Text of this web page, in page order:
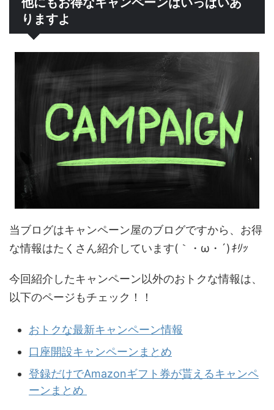
りますよ
当ブログはキャンペーン屋のブログですから、お得
な情報はたくさん紹介しています(｀・ω・´)ｷﾘｯ
今回紹介したキャンペーン以外のおトクな情報は、
以下のページもチェック！！
おトクな最新キャンペーン情報
口座開設キャンペーンまとめ
登録だけでAmazonギフト券が貰えるキャンペ
ーンまとめ